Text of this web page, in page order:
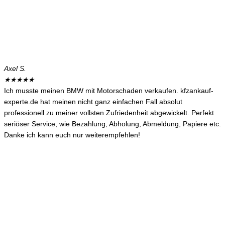
Axel S.
★★★★★
Ich musste meinen BMW mit Motorschaden verkaufen. kfzankauf-
experte.de hat meinen nicht ganz einfachen Fall absolut
professionell zu meiner vollsten Zufriedenheit abgewickelt. Perfekt
seriöser Service, wie Bezahlung, Abholung, Abmeldung, Papiere etc.
Danke ich kann euch nur weiterempfehlen!